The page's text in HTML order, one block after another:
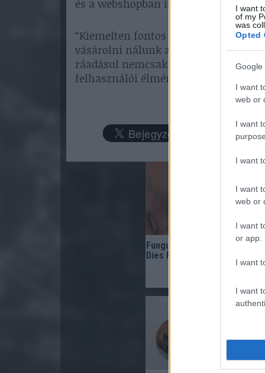
I want
of my
was
Opted
Google
I want
web or
I want
I want
I want
web or
I want
or app.
I want
I want
és a webshopban is.
“Kiemelten fontos számunkra, hogy
vásárolni nálunk a legmodernebb
ráadásul nemcsak egy technológiai
felhasználói élményt.” - közölte a
Fungus Is A Parasite, And It
Dies From A Drop Of Plain...